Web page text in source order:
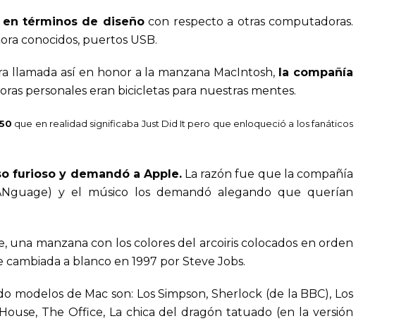
en términos de diseñocon respecto a otras computadoras.
conocidos, puertos USB.
así en honor a la manzana MacIntosh, la compañía
personales eran bicicletas para nuestras mentes.
que en realidad significaba Just Did It pero que enloqueció a los fanáticos
furioso y demandó a Apple.La razón fue que la compañía
y el músico los demandó alegando que querían
manzana con los colores del arcoiris colocados en orden
cambiada a blanco en 1997 por Steve Jobs.
de Mac son: Los Simpson, Sherlock (de la BBC), Los
The Office, La chica del dragón tatuado (en la versión